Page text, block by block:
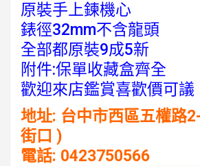
原裝手上鍊機心
錶徑32mm不含龍頭
全部都原裝9成5新
附件:保單收藏盒齊全
歡迎來店鑑賞喜歡價可議
地址: 台中市西區五權路
街口 )
電話: 0423750566